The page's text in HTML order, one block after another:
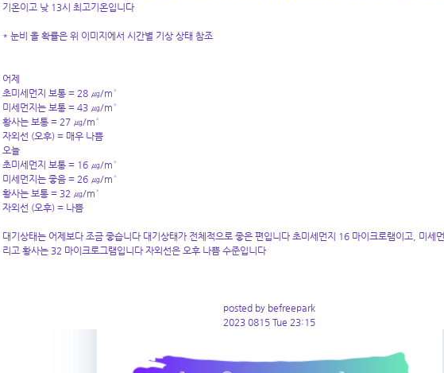
기온이고 낮 13시 최고기온입니다
* 눈비 올 확률은 위 이미지에서 시간별 기상 상태 참조
어제
초미세먼지 보통 = 28 ㎍/m³
미세먼지는 보통 = 43 ㎍/m³
황사는 보통 = 27 ㎍/m³
자외선 (오후) = 매우 나쁨
오늘
초미세먼지 보통 = 16 ㎍/m³
미세먼지는 좋음 = 26 ㎍/m³
황사는 보통 = 32 ㎍/m³
자외선 (오후) = 나쁨
대기상태는 어제보다 조금 좋습니다 대기상태가 전체적으로 좋은 편입니다 초미세먼지 16 마이크로램이고, 미세
리고 황사는 32 마이 크로그램입니다 자외선은 오후 나쁨 수준입니다
posted by befreepark
2023 0815 Tue 23:15